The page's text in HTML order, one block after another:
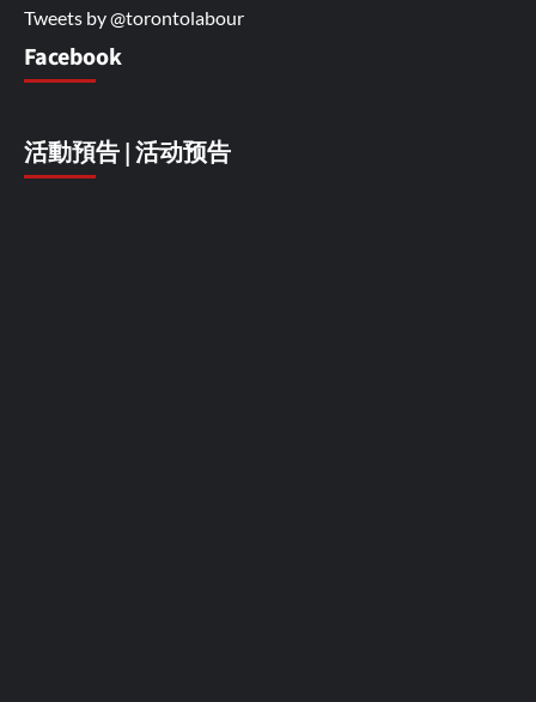
Tweets by @torontolabour
Facebook
活動預告 | 活动预告